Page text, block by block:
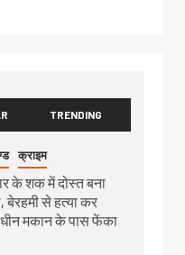
TRENDING
क्राइम
के शक में दोस्त बना
बेरहमी से हत्या कर
मकान के पास फेंका